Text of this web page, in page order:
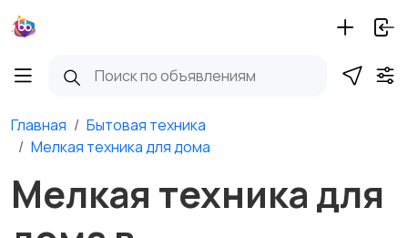
Главная
Бытовая техника
Мелкая техника для дома
Мелкая техника для